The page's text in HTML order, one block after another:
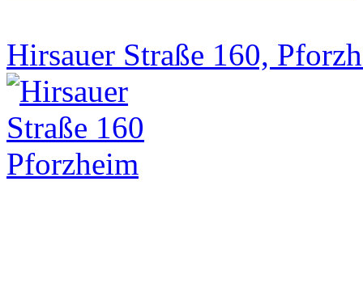
Hirsauer Straße 160,